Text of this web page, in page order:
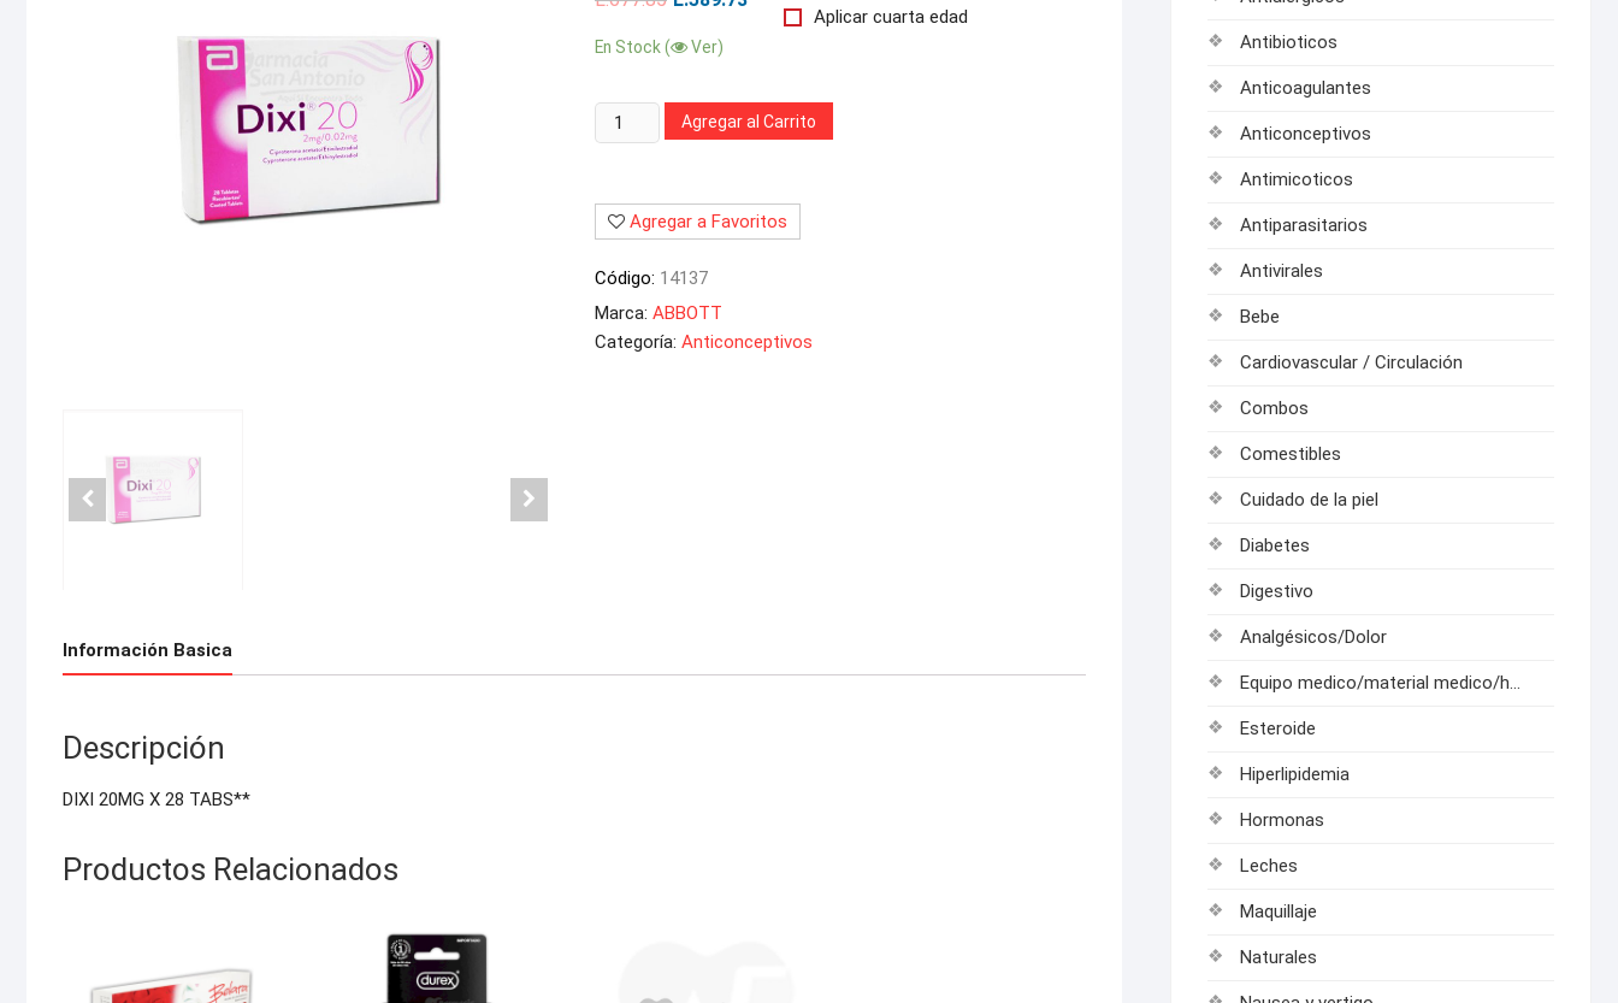
Aplicar cuarta edad
En Stock ( Ver)
Cantidad: Agregar al Carrito
Agregar a Favoritos
Código: 14137
Marca: ABBOTT
Categoría: Anticonceptivos
Información Basica
Descripción
DIXI 20MG X 28 TABS**
Productos Relacionados
Antibioticos
Anticoagulantes
Anticonceptivos
Antimicoticos
Antiparasitarios
Antivirales
Bebe
Cardiovascular / Circulación
Combos
Comestibles
Cuidado de la piel
Diabetes
Digestivo
Analgésicos/Dolor
Equipo medico/material medico/hospitalarios
Esteroide
Hiperlipidemia
Hormonas
Leches
Maquillaje
Naturales